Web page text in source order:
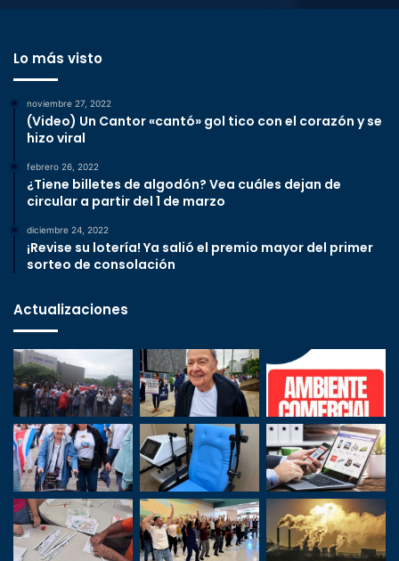
Lo más visto
noviembre 27, 2022
(Video) Un Cantor «cantó» gol tico con el corazón y se
hizo viral
febrero 26, 2022
¿Tiene billetes de algodón? Vea cuáles dejan de
circular a partir del 1 de marzo
diciembre 24, 2022
¡Revise su lotería! Ya salió el premio mayor del primer
sorteo de consolación
Actualizaciones